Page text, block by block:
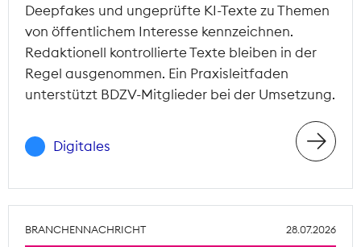
Deepfakes und ungeprüfte KI-Texte zu Themen
von öffentlichem Interesse kennzeichnen.
Redaktionell kontrollierte Texte bleiben in der
Regel ausgenommen. Ein Praxisleitfaden
unterstützt BDZV-Mitglieder bei der Umsetzung.
Digitales
BRANCHENNACHRICHT 28.07.2026